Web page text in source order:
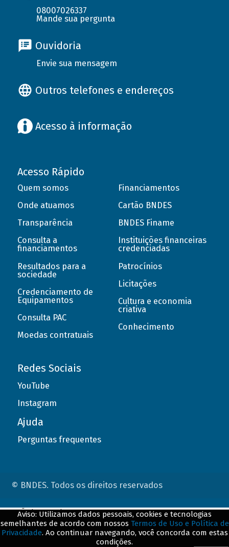
08007026337
Mande sua pergunta
Ouvidoria
Envie sua mensagem
Outros telefones e endereços
Acesso à informação
Acesso Rápido
Quem somos
Onde atuamos
Transparência
Consulta a
financiamentos
Resultados para a
sociedade
Credenciamento de
Equipamentos
Consulta PAC
Moedas contratuais
Financiamentos
Cartão BNDES
BNDES Finame
Instituições financeiras
credenciadas
Patrocínios
Licitações
Cultura e economia
criativa
Conhecimento
Redes Sociais
YouTube
Instagram
Ajuda
Perguntas frequentes
© BNDES. Todos os direitos reservados
Aviso: Utilizamos dados pessoais, cookies e tecnologias
semelhantes de acordo com nossos Termos de Uso e Política de
Privacidade. Ao continuar navegando, você concorda com estas
condições.
ConteÃºdo complementar
${title}${badge}